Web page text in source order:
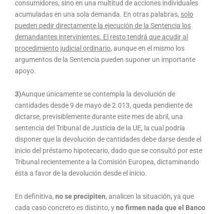
consumidores, sino en una multitud de acciones individuales
acumuladas en una sola demanda. En otras palabras, solo
pueden pedir directamente la ejecución de la Sentencia los
demandantes intervinientes. El resto tendrá que acudir al
procedimiento judicial ordinario, aunque en el mismo los
argumentos de la Sentencia pueden suponer un importante
apoyo.
3)Aunque únicamente se contempla la devolución de
cantidades desde 9 de mayo de 2.013, queda pendiente de
dictarse, previsiblemente durante este mes de abril, una
sentencia del Tribunal de Justicia de la UE, la cual podría
disponer que la devolución de cantidades debe darse desde el
inicio del préstamo hipotecario, dado que se consultó por este
Tribunal recientemente a la Comisión Europea, dictaminando
ésta a favor de la devolución desde el inicio.
En definitiva, no se precipiten, analicen la situación, ya que
cada caso concreto es distinto, yno firmen nada que el Banco